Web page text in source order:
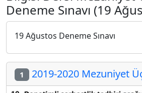
Deneme Sınavı (19
19 Ağustos Deneme Sınavı
1 2019-2020 Mezuniyet